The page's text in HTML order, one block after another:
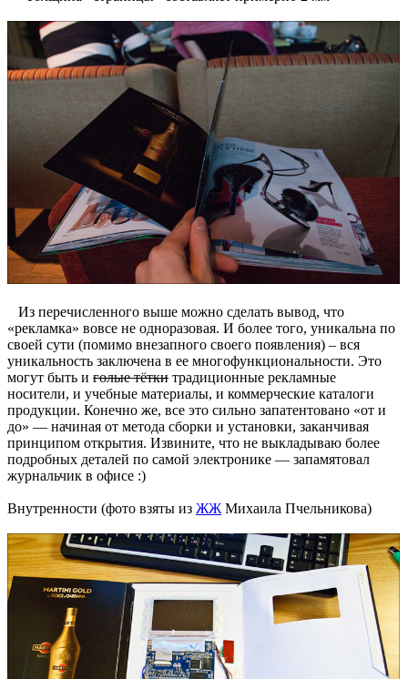
Из перечисленного выше можно сделать вывод, что
«рекламка» вовсе не одноразовая. И более того, уникальна по
своей сути (помимо внезапного своего появления) – вся
уникальность заключена в ее многофункциональности. Это
могут быть и голые тётки традиционные рекламные
носители, и учебные материалы, и коммерческие каталоги
продукции. Конечно же, все это сильно запатентовано «от и
до» — начиная от метода сборки и установки, заканчивая
принципом открытия. Извините, что не выкладываю более
подробных деталей по самой электронике — запамятовал
журнальчик в офисе :)
Внутренности (фото взяты из ЖЖ Михаила Пчельникова)